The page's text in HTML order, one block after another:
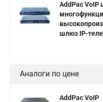
AddPac
шлюз IP-
Аналоги по цене
AddPac VoIP